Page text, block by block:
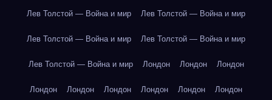
Лев Толстой — Война и мир Лев Толстой — Война и мир
Лев Толстой — Война и мир Лев Толстой — Война и мир
Лев Толстой — Война и мир Лондон Лондон Лондон
Лондон Лондон Лондон Лондон Лондон Лондон